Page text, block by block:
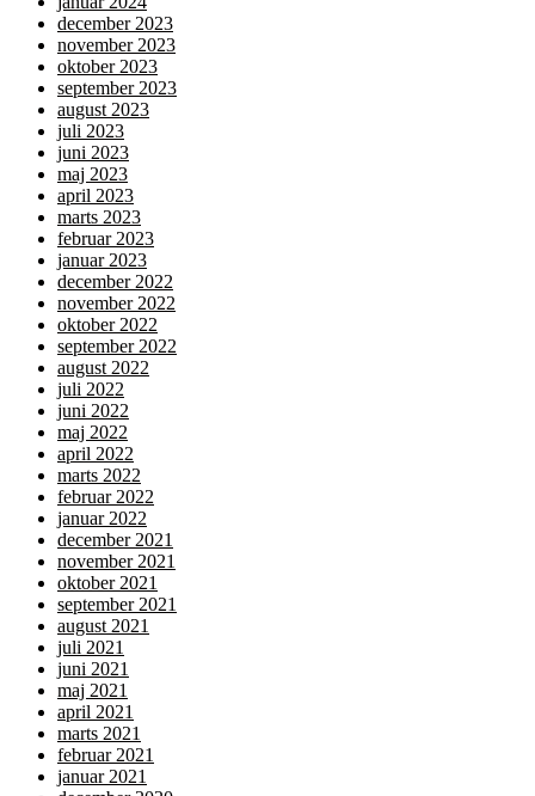
december 2023
november 2023
oktober 2023
september 2023
august 2023
juli 2023
juni 2023
maj 2023
april 2023
marts 2023
februar 2023
januar 2023
december 2022
november 2022
oktober 2022
september 2022
august 2022
juli 2022
juni 2022
maj 2022
april 2022
marts 2022
februar 2022
januar 2022
december 2021
november 2021
oktober 2021
september 2021
august 2021
juli 2021
juni 2021
maj 2021
april 2021
marts 2021
februar 2021
januar 2021